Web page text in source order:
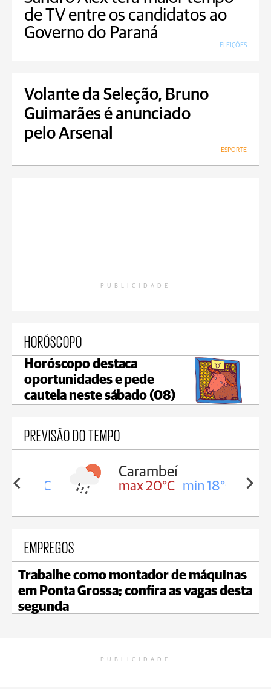
de TV entre os candidatos ao
Governo do Paraná
ELEIÇÕES
Volante da Seleção, Bruno
Guimarães é anunciado
pelo Arsenal
ESPORTE
PUBLICIDADE
HORÓSCOPO
Horóscopo destaca
oportunidades e pede
cautela neste sábado (08)
PREVISÃO DO TEMPO
18°C
Carambeí
max 20°C min 18°C
EMPREGOS
Trabalhe como montador de máquinas
em Ponta Grossa; confira as vagas desta
segunda
PUBLICIDADE